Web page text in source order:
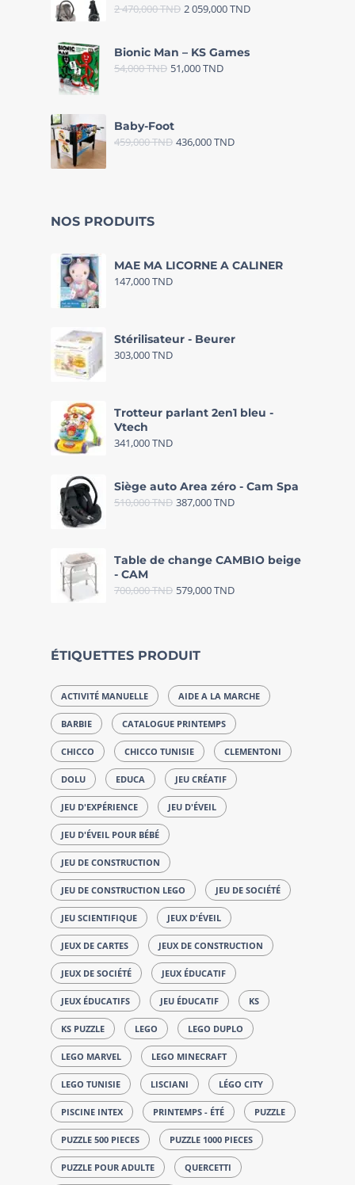
2 470,000TND 2 059,000TND
Bionic Man – KS Games
54,000TND 51,000TND
Baby-Foot
459,000TND 436,000TND
NOS PRODUITS
MAE MA LICORNE A CALINER
147,000TND
Stérilisateur - Beurer
303,000TND
Trotteur parlant 2en1 bleu -
Vtech
341,000TND
Siège auto Area zéro - Cam Spa
510,000TND 387,000TND
Table de change CAMBIO beige
- CAM
700,000TND 579,000TND
ÉTIQUETTES PRODUIT
ACTIVITÉ MANUELLE AIDE A LA MARCHE
BARBIE CATALOGUE PRINTEMPS
CHICCO CHICCO TUNISIE CLEMENTONI
DOLU EDUCA JEU CRÉATIF
JEU D'EXPÉRIENCE JEU D'ÉVEIL
JEU D'ÉVEIL POUR BÉBÉ
JEU DE CONSTRUCTION
JEU DE CONSTRUCTION LEGO JEU DE SOCIÉTÉ
JEU SCIENTIFIQUE JEUX D'ÉVEIL
JEUX DE CARTES JEUX DE CONSTRUCTION
JEUX DE SOCIÉTÉ JEUX ÉDUCATIF
JEUX ÉDUCATIFS JEU ÉDUCATIF KS
KS PUZZLE LEGO LEGO DUPLO
LEGO MARVEL LEGO MINECRAFT
LEGO TUNISIE LISCIANI LÉGO CITY
PISCINE INTEX PRINTEMPS - ÉTÉ PUZZLE
PUZZLE 500 PIECES PUZZLE 1000 PIECES
PUZZLE POUR ADULTE QUERCETTI